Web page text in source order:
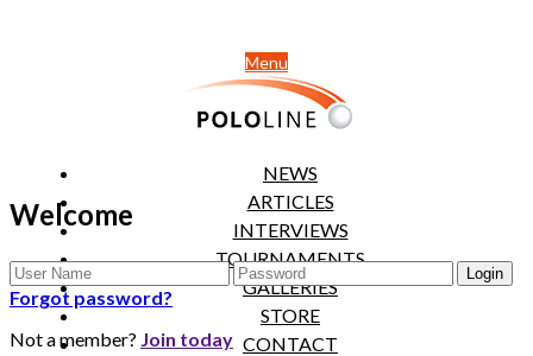
Menu
NEWS
ARTICLES
INTERVIEWS
TOURNAMENTS
GALLERIES
STORE
CONTACT
Welcome
Forgot password?
Not a member? Join today